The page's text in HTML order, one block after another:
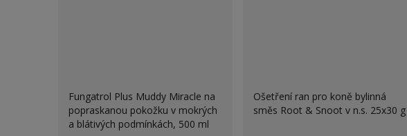
Fungatrol Plus Muddy Miracle na
popraskanou pokožku v mokrých
a blátivých podmínkách, 500 ml
Ošetření ran pro koně bylinná
směs Root & Snoot v n.s. 25x30 g